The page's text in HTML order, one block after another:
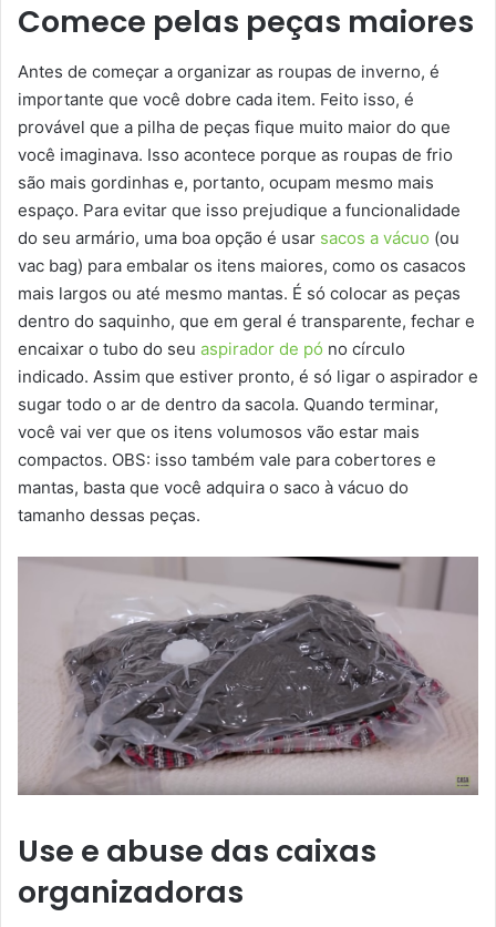
Comece pelas peças maiores
Antes de começar a organizar as roupas de inverno, é
importante que você dobre cada item. Feito isso, é
provável que a pilha de peças fique muito maior do que
você imaginava. Isso acontece porque as roupas de frio
são mais gordinhas e, portanto, ocupam mesmo mais
espaço. Para evitar que isso prejudique a funcionalidade
do seu armário, uma boa opção é usar sacos a vácuo (ou
vac bag) para embalar os itens maiores, como os casacos
mais largos ou até mesmo mantas. É só colocar as peças
dentro do saquinho, que em geral é transparente, fechar e
encaixar o tubo do seu aspirador de pó no círculo
indicado. Assim que estiver pronto, é só ligar o aspirador e
sugar todo o ar de dentro da sacola. Quando terminar,
você vai ver que os itens volumosos vão estar mais
compactos. OBS: isso também vale para cobertores e
mantas, basta que você adquira o saco à vácuo do
tamanho dessas peças.
Use e abuse das caixas
organizadoras